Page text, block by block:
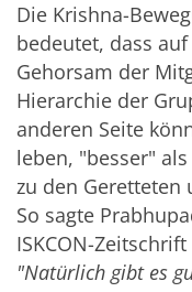
Die Krishna-
bedeutet, dass
Gehorsam der
Hierarchie der
anderen Seite
leben, "besser"
zu den Geretteten
So sagte
ISKCON-
"Natürlich gibt es